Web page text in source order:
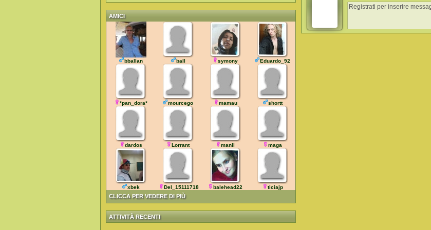
AMICI
CLICCA PER VEDERE DI PIÙ
bballan ball symony Eduardo_92
*pan_dora* mourcego mamau shortt
dardos Lorrant manii maga
xbek Del_151117185743 balehead22 ticiajp
ATTIVITÀ RECENTI